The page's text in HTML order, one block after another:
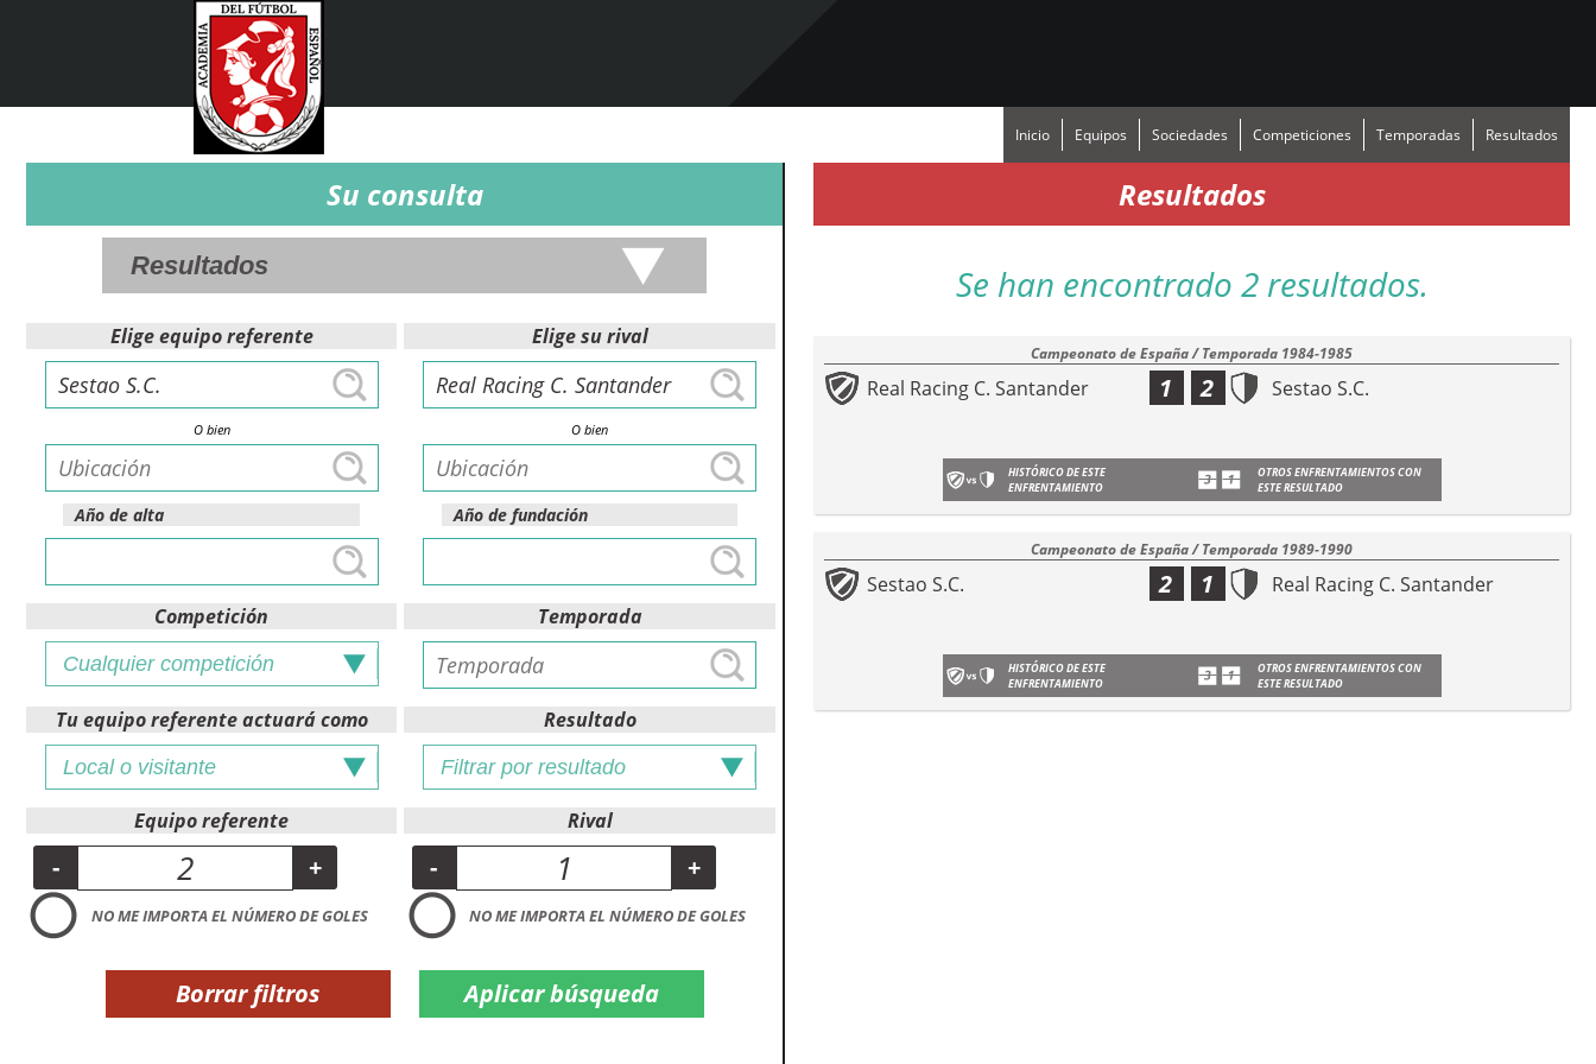
Inicio Equipos Sociedades Competiciones Temporadas Resultados
Su consulta
Elige equipo referente
O bien
Año de alta
Elige su rival
O bien
Año de fundación
Competición Temporada
Tu equipo referente actuará como Resultado
Equipo referente
- +
NO ME IMPORTA EL NÚMERO DE GOLES
Rival
- +
NO ME IMPORTA EL NÚMERO DE GOLES
Borrar filtros
Resultados
Se han encontrado 2 resultados.
Campeonato de España / Temporada 1984-1985
Real Racing C. Santander 1 Sestao S.C.
2
HISTÓRICO DE ESTE
ENFRENTAMIENTO
OTROS ENFRENTAMIENTOS CON
ESTE RESULTADO
Campeonato de España / Temporada 1989-1990
Sestao S.C. 2 Real Racing C. Santander
1
HISTÓRICO DE ESTE
ENFRENTAMIENTO
OTROS ENFRENTAMIENTOS CON
ESTE RESULTADO